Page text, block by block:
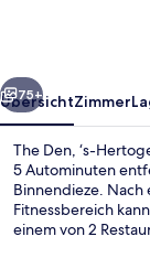
Portfolio
Hotel
Weiter
75+
ÜbersichtZimmer
The Den, ‘s-
5 Autominuten
Binnendieze.
Fitnessbereich
einem von 2